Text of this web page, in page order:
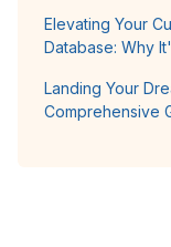
Elevating Your
Database: Why
Landing Your
Comprehensive